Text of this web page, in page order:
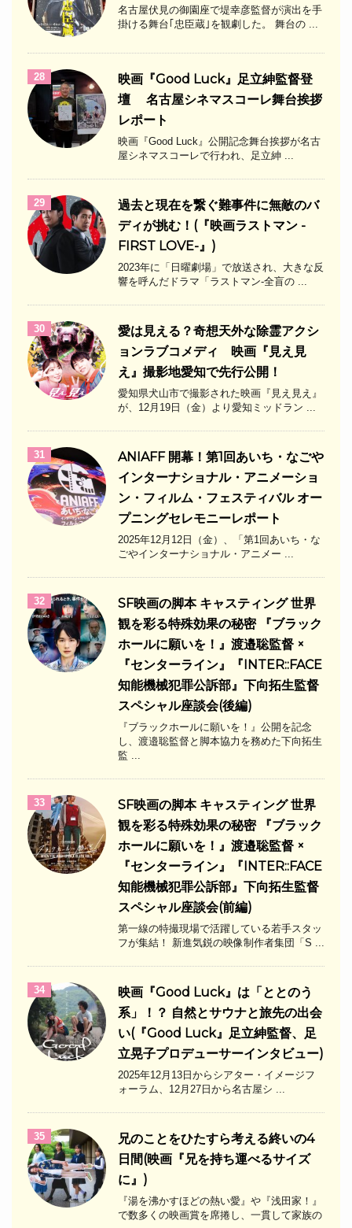
名古屋伏見の御園座で堤幸彦監督が演出を手
掛ける舞台｢忠臣蔵｣を観劇した。 舞台の ...
28
映画『Good Luck』足立紳監督登
壇 名古屋シネマスコーレ舞台挨拶
レポート
映画『Good Luck』公開記念舞台挨拶が名古
屋シネマスコーレで行われ、足立紳 ...
29
過去と現在を繋ぐ難事件に無敵のバ
ディが挑む！(『映画ラストマン -
FIRST LOVE-』)
2023年に「日曜劇場」で放送され、大きな反
響を呼んだドラマ「ラストマン-全盲の ...
30
愛は見える？奇想天外な除霊アクシ
ョンラブコメディ 映画『見え見
え』撮影地愛知で先行公開！
愛知県犬山市で撮影された映画『見え見え』
が、12月19日（金）より愛知ミッドラン ...
31
ANIAFF 開幕！第1回あいち・なごや
インターナショナル・アニメーショ
ン・フィルム・フェスティバル オー
プニングセレモニーレポート
2025年12月12日（金）、「第1回あいち・な
ごやインターナショナル・アニメー ...
32
SF映画の脚本 キャスティング 世界
観を彩る特殊効果の秘密 『ブラック
ホールに願いを！』渡邉聡監督 ×
『センターライン』『INTER::FACE
知能機械犯罪公訴部』下向拓生監督
スペシャル座談会(後編)
『ブラックホールに願いを！』公開を記念
し、渡邉聡監督と脚本協力を務めた下向拓生
監 ...
33
SF映画の脚本 キャスティング 世界
観を彩る特殊効果の秘密 『ブラック
ホールに願いを！』渡邉聡監督 ×
『センターライン』『INTER::FACE
知能機械犯罪公訴部』下向拓生監督
スペシャル座談会(前編)
第一線の特撮現場で活躍している若手スタッ
フが集結！ 新進気鋭の映像制作者集団「S ...
34
映画『Good Luck』は「ととのう
系」！？ 自然とサウナと旅先の出会
い(『Good Luck』足立紳監督、足
立晃子プロデューサーインタビュー)
2025年12月13日からシアター・イメージフ
ォーラム、12月27日から名古屋シ ...
35
兄のことをひたすら考える終いの4
日間(映画『兄を持ち運べるサイズ
に』)
『湯を沸かすほどの熱い愛』や『浅田家！』
で数多くの映画賞を席捲し、一貫して家族の